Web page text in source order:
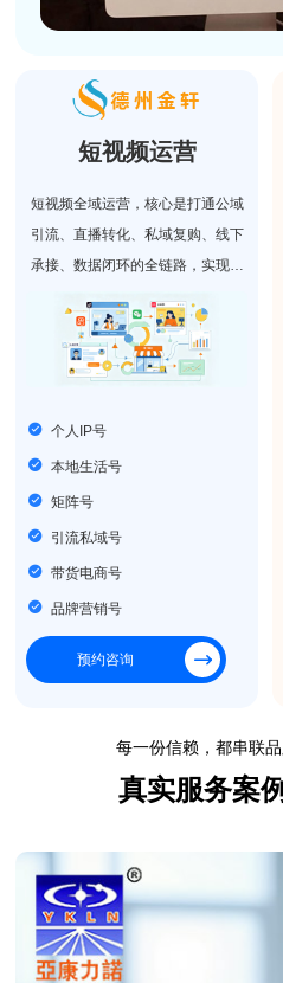
短视频运营
短视频全域运营，核心是打通公域
引流、直播转化、私域复购、线下
承接、数据闭环的全链路，实现多
化运营。
个人IP号
本地生活号
矩阵号
引流私域号
带货电商号
品牌营销号
预约咨询
每一份信赖，都串联
真实服务案